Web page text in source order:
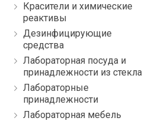
Красители и химические
реактивы
Дезинфицирующие
средства
Лабораторная посуда и
принадлежности из стекла
Лабораторные
принадлежности
Лабораторная мебель